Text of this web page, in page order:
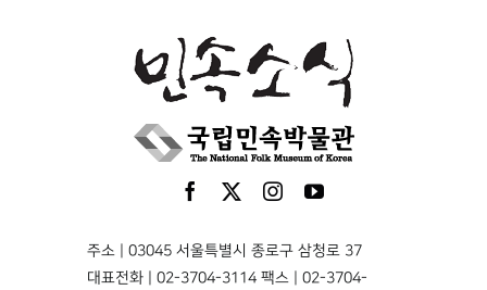
주소 | 03045 서울특별시 종로구 삼청로 37
대표전화 | 02-3704-3114 팩스 | 02-3704-